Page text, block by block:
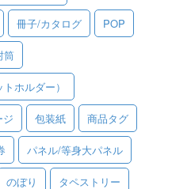
問）
冊子/カタログ POP
筒
ホルダー）
ジ 包装紙 商品タグ
パネル/等身大パネル
のぼり タペストリー